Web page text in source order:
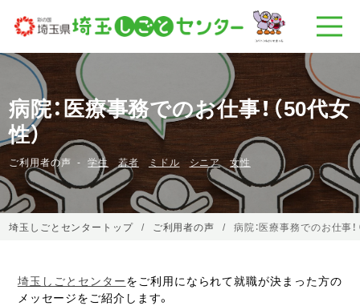
病院：医療事務でのお仕事！（50代女
性）
ご利用者の声 学生 若者 ミドル シニア 女性
埼玉しごとセンタートップ ご利用者の声 病院：医療事務でのお仕事！
埼玉しごとセンターをご利用になられて就職が決まった方の
メッセージをご紹介します。